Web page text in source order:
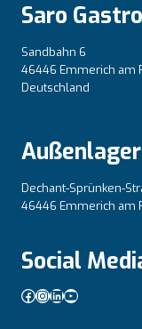
Saro
Sandbahn 6
46446 Emmerich am
Deutschland
Außenlager
Dechant-Sprünken-
46446 Emmerich am
Social
Facebook
Instagram
LinkedIn
YouTube